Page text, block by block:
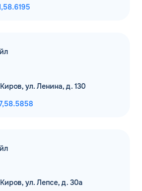
58.6195
ул. Ленина, д. 130
58.5858
ул. Лепсе, д. 30а